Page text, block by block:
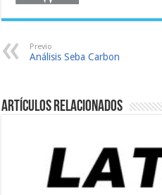
Previo
Análisis Seba Carbon
Artículos relacionados